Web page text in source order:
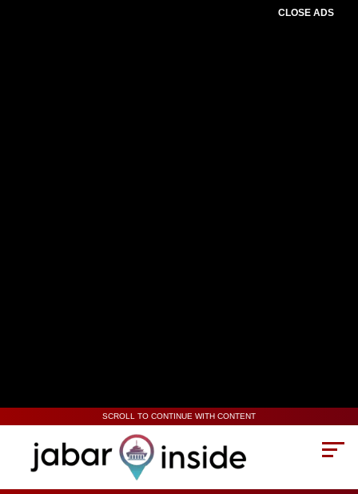
CLOSE ADS
SCROLL TO CONTINUE WITH CONTENT